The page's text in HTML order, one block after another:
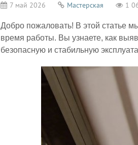
7 май 2026 Мастерская 1
Добро пожаловать! В этой статье
время работы. Вы узнаете, как
безопасную и стабильную